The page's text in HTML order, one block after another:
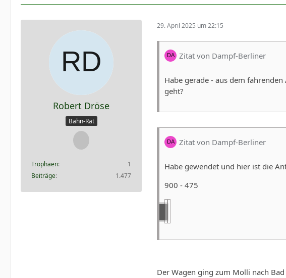
Robert Dröse
Bahn-Rat
Trophäen
1
Beiträge
1.477
29. April 2025 um 22:15
Zitat von Dampf-Berliner
Habe gerade - aus dem
geht?
Zitat von Dampf-Berliner
Habe gewendet und hier ist die
900 - 475
Der Wagen ging zum Molli nach